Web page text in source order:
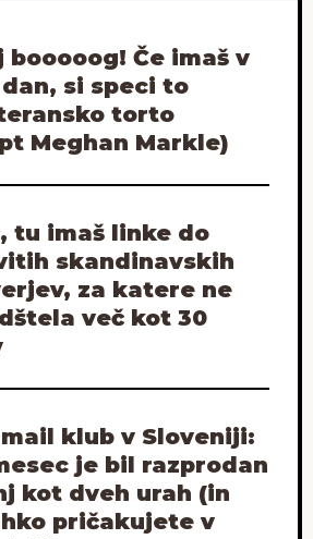
booooog! Če imaš v
si speci to
torto
Meghan Markle)
tu imaš linke do
skandinavskih
za katere ne
več kot 30
klub v Sloveniji:
je bil razprodan
kot dveh urah (in
pričakujete v